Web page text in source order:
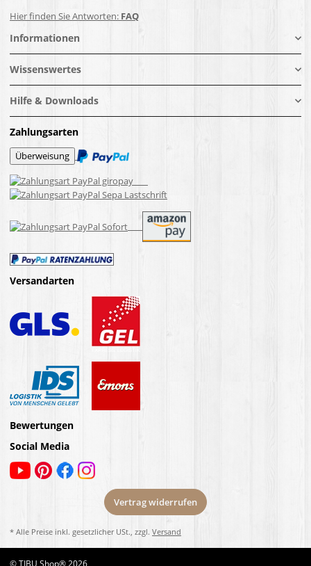
Hier finden Sie Antworten: FAQ
Informationen
Wissenswertes
Hilfe & Downloads
Zahlungsarten
Versandarten
Bewertungen
Social Media
Vertrag widerrufen
* Alle Preise inkl. gesetzlicher USt., zzgl. Versand